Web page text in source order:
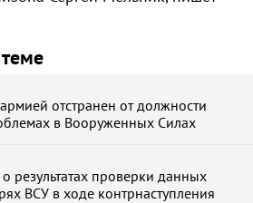
отстранен от должности
в Вооруженных Силах
результатах проверки данных
ВСУ в ходе контрнаступления